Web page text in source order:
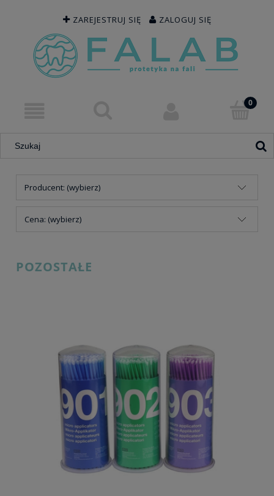
ZAREJESTRUJ SIĘ ZALOGUJ SIĘ
Producent: (wybierz)
Cena: (wybierz)
POZOSTAŁE